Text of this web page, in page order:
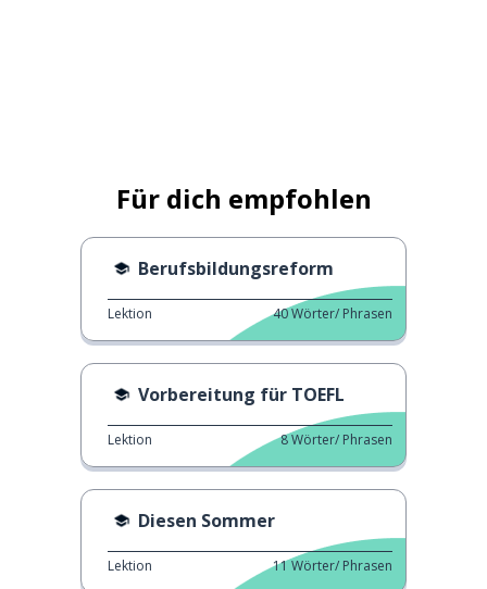
Für dich empfohlen
Berufsbildungsreform
Lektion 40Wörter/ Phrasen
Vorbereitung für TOEFL
Lektion 8Wörter/ Phrasen
Diesen Sommer
Lektion 11Wörter/ Phrasen